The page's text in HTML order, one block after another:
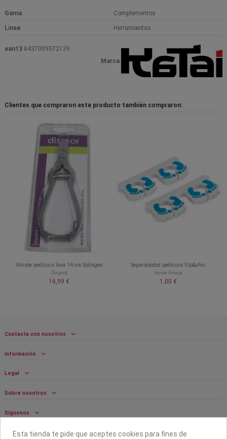
Gama Complementos
Linea Herramientas
Marca
ean13 8437009572139
Clientes que compraron este producto también compraron:
Alicate pedicura Inox 14 cm Solingen
Disprof
16,99 €
Separadedos pedicura Vip&chic
Asuer Group
1,00 €
Contacta con nosotros
Información
Legal
Sobre nosotros
Síguenos
Boletín
Esta tienda te pide que aceptes cookies para fines de